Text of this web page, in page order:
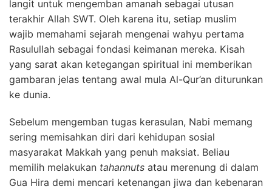
langit untuk mengemban amanah sebagai utusan
terakhir Allah SWT. Oleh karena itu, setiap muslim
wajib memahami sejarah mengenai wahyu pertama
Rasulullah sebagai fondasi keimanan mereka. Kisah
yang sarat akan ketegangan spiritual ini memberikan
gambaran jelas tentang awal mula Al-Qur’an diturunkan
ke dunia.
Sebelum mengemban tugas kerasulan, Nabi memang
sering memisahkan diri dari kehidupan sosial
masyarakat Makkah yang penuh maksiat. Beliau
memilih melakukan tahannuts atau merenung di dalam
Gua Hira demi mencari ketenangan jiwa dan kebenaran